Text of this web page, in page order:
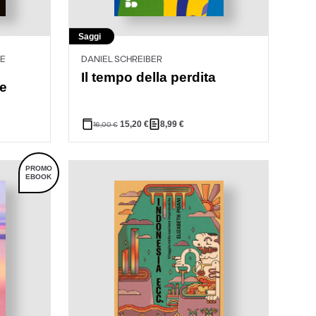
Saggi
DANIEL SCHREIBER
Il tempo della perdita
16,00€ 15,20 € 8,99€
PROMO
EBOOK